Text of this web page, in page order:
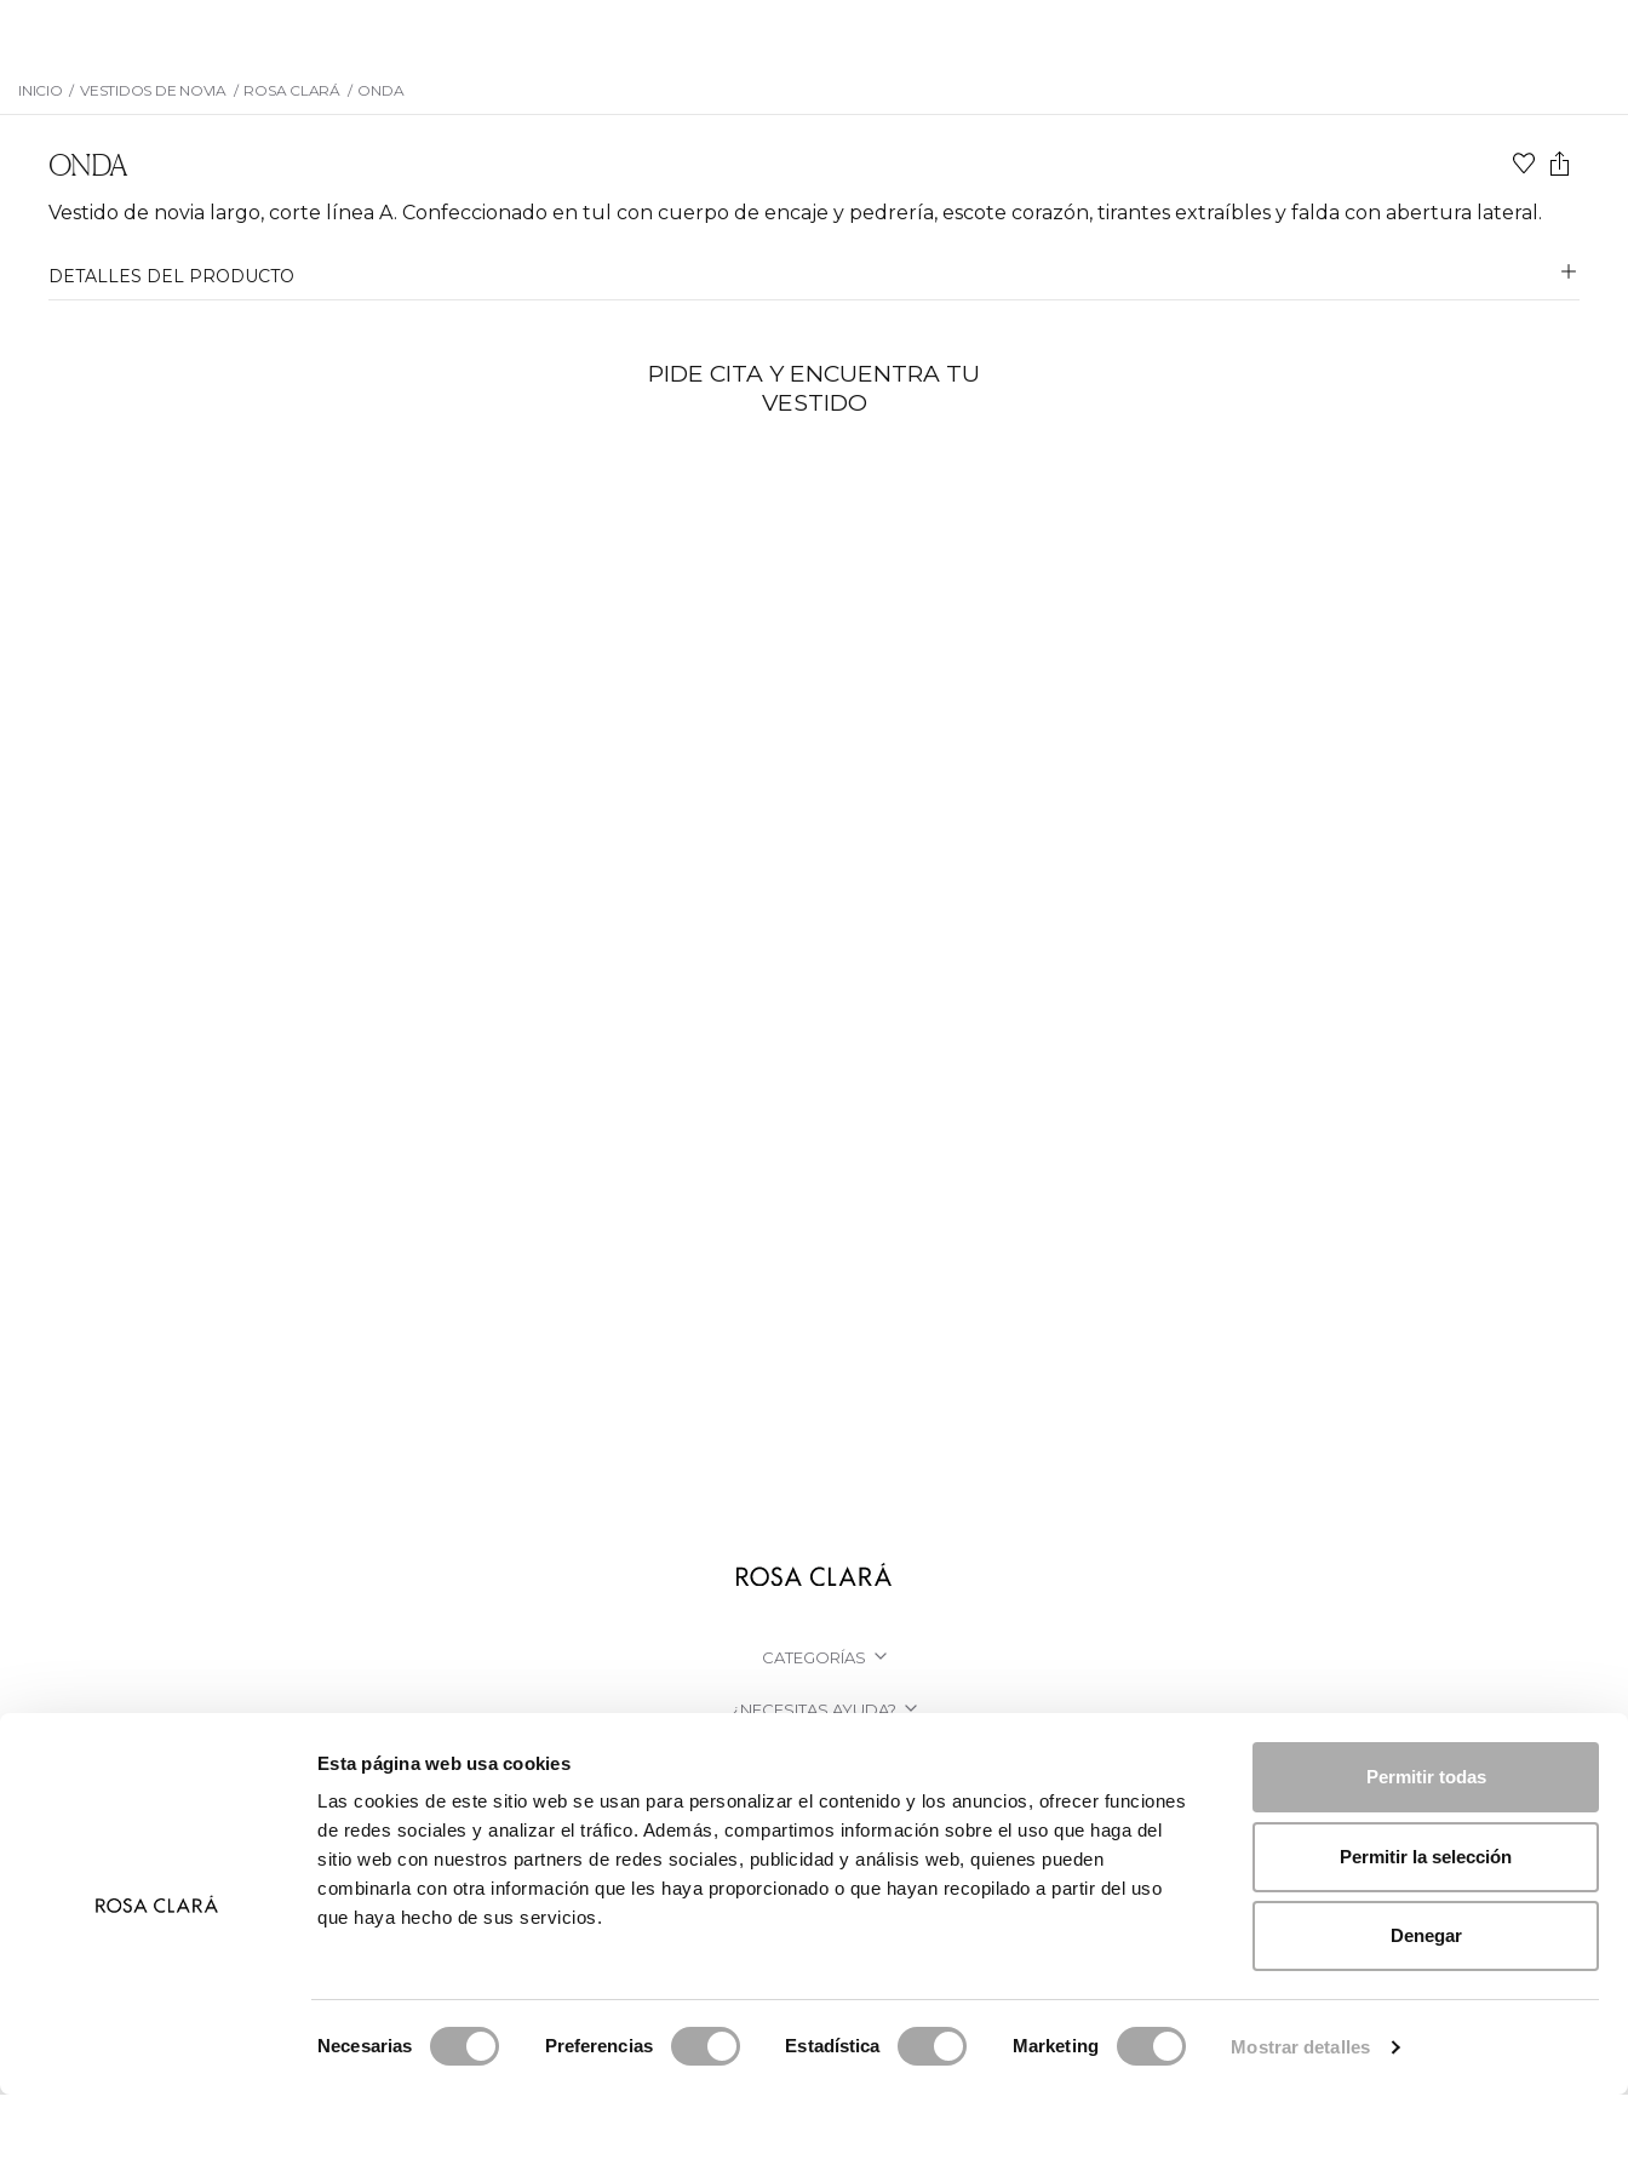
Esta página web usa cookies
Las cookies de este sitio web se usan para personalizar el contenido y los anuncios, ofrecer funciones
de redes sociales y analizar el tráfico. Además, compartimos información sobre el uso que haga del
sitio web con nuestros partners de redes sociales, publicidad y análisis web, quienes pueden
combinarla con otra información que les haya proporcionado o que hayan recopilado a partir del uso
que haya hecho de sus servicios.
Necesarias Preferencias Estadística Marketing Mostrar detalles
Permitir todas
Permitir la selección
Denegar
INICIO / VESTIDOS DE NOVIA / ROSA CLARÁ / ONDA
ONDA
Vestido de novia largo, corte línea A. Confeccionado en tul con cuerpo de encaje y pedrería, escote corazón, tirantes extraíbles y falda con abertura lateral.
DETALLES DEL PRODUCTO
PIDE CITA Y ENCUENTRA TU
VESTIDO
CATEGORÍAS
¿NECESITAS AYUDA?
EMPRESA
© 2026 Rosa Clará | Since 1995 · Información legal Política de Privacidad Política de Cookies